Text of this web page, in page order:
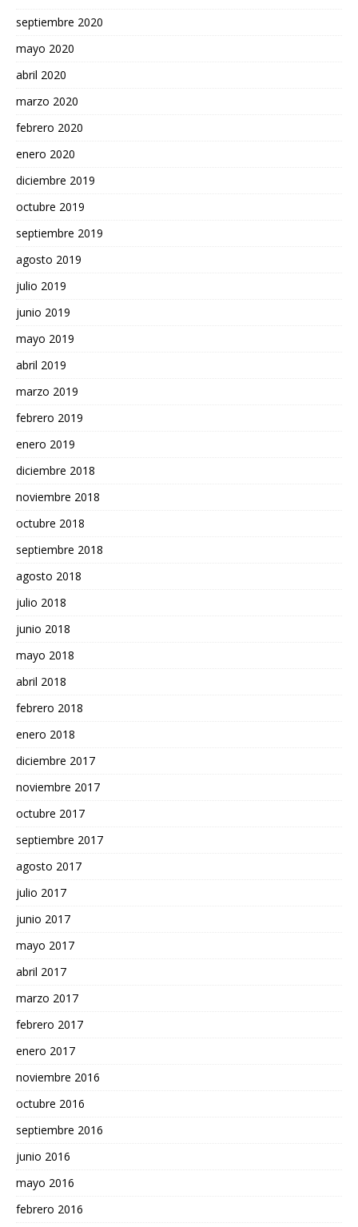
septiembre 2020
mayo 2020
abril 2020
marzo 2020
febrero 2020
enero 2020
diciembre 2019
octubre 2019
septiembre 2019
agosto 2019
julio 2019
junio 2019
mayo 2019
abril 2019
marzo 2019
febrero 2019
enero 2019
diciembre 2018
noviembre 2018
octubre 2018
septiembre 2018
agosto 2018
julio 2018
junio 2018
mayo 2018
abril 2018
febrero 2018
enero 2018
diciembre 2017
noviembre 2017
octubre 2017
septiembre 2017
agosto 2017
julio 2017
junio 2017
mayo 2017
abril 2017
marzo 2017
febrero 2017
enero 2017
noviembre 2016
octubre 2016
septiembre 2016
junio 2016
mayo 2016
febrero 2016